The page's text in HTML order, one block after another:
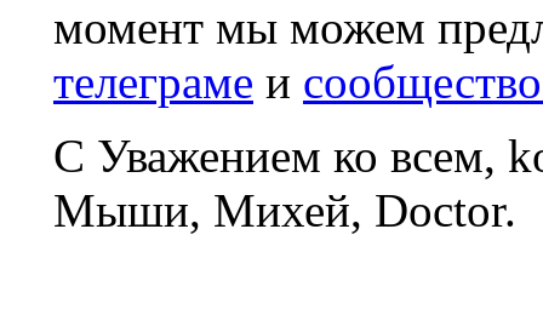
момент мы можем
телеграме и
С Уважением ко всем,
Мыши, Михей, Doctor.